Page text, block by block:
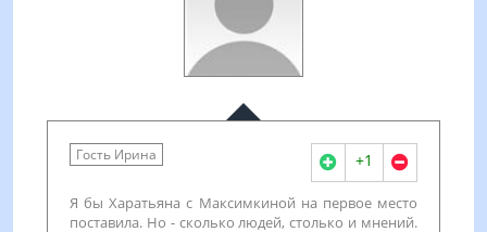
Гость Ирина +1
Я бы Харатьяна с Максимкиной на первое место
поставила. Но - сколько людей, столько и мнений.